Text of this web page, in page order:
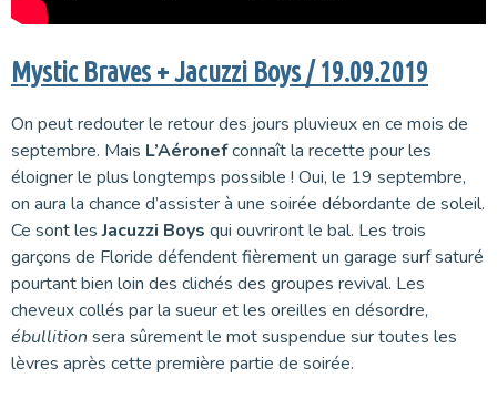
Mystic Braves + Jacuzzi Boys / 19.09.2019
On peut redouter le retour des jours pluvieux en ce mois de
septembre. Mais L’Aéronefconnaît la recette pour les
éloigner le plus longtemps possible ! Oui, le 19 septembre,
on aura la chance d’assister à une soirée débordante de soleil.
Ce sont lesJacuzzi Boys qui ouvriront le bal. Les trois
garçons de Floride défendent fièrement un garage surf saturé
pourtant bien loin des clichés des groupes revival. Les
cheveux collés par la sueur et les oreilles en désordre,
ébullition sera sûrement le mot suspendue sur toutes les
lèvres après cette première partie de soirée.